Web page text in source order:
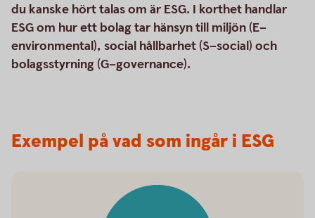
du kanske hört talas om är ESG. I korthet handlar
ESG om hur ett bolag tar hänsyn till miljön (E–
environmental), social hållbarhet (S–social) och
bolagsstyrning (G–governance).
Exempel på vad som ingår i ESG